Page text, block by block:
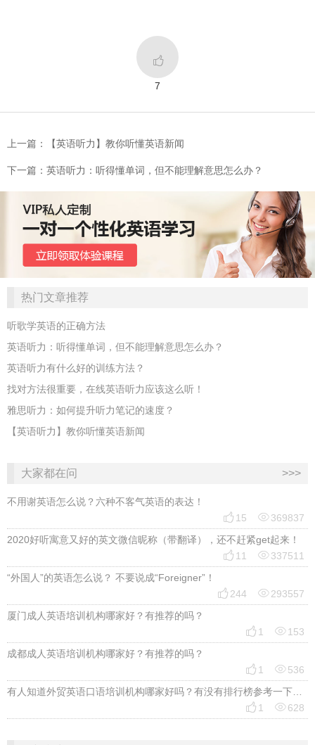

7
上一篇：【英语听力】教你听懂英语新闻
下一篇：英语听力：听得懂单词，但不能理解意思怎么办？
热门文章推荐
听歌学英语的正确方法
英语听力：听得懂单词，但不能理解意思怎么办？
英语听力有什么好的训练方法？
找对方法很重要，在线英语听力应该这么听！
雅思听力：如何提升听力笔记的速度？
【英语听力】教你听懂英语新闻
大家都在问 >>>
不用谢英语怎么说？六种不客气英语的表达！
 15 369837
2020好听寓意又好的英文微信昵称（带翻译），还不赶紧get起来！
 11 337511
“外国人”的英语怎么说？ 不要说成“Foreigner”！
 244 293557
厦门成人英语培训机构哪家好？有推荐的吗？
 1 153
成都成人英语培训机构哪家好？有推荐的吗？
 1 536
有人知道外贸英语口语培训机构哪家好吗？有没有排行榜参考一下？最好说下费用
 1 628